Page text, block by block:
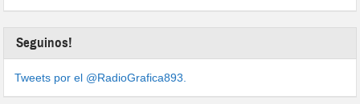
Seguinos!
Tweets por el @RadioGrafica893.